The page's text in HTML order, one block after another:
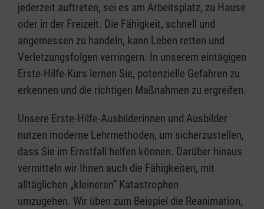
jederzeit auftreten, sei es am Arbeitsplatz, zu Hause
oder in der Freizeit. Die Fähigkeit, schnell und
angemessen zu handeln, kann Leben retten und
Verletzungsfolgen verringern. In unserem eintägigen
Erste-Hilfe-Kurs lernen Sie, potenzielle Gefahren zu
erkennen und die richtigen Maßnahmen zu ergreifen.
Unsere Erste-Hilfe-Ausbilderinnen und Ausbilder
nutzen moderne Lehrmethoden, um sicherzustellen,
dass Sie im Ernstfall helfen können. Darüber hinaus
vermitteln wir Ihnen auch die Fähigkeiten, mit
alltäglichen „kleineren” Katastrophen
umzugehen. Wir üben zum Beispiel die Reanimation,